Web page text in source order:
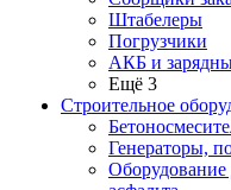
Штабелеры
Погрузчики
АКБ и
Ещё 3
Строительное
Генераторы,
Оборудование